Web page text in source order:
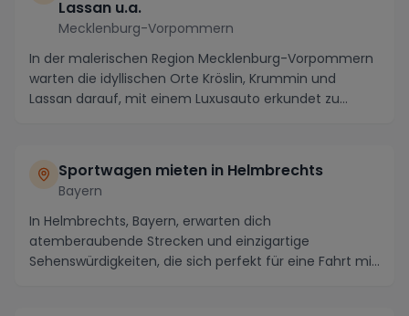
Lassan u.a.
Mecklenburg-Vorpommern
In der malerischen Region Mecklenburg-Vorpommern
warten die idyllischen Orte Kröslin, Krummin und
Lassan darauf, mit einem Luxusauto erkundet zu
Sportwagen mieten in Helmbrechts
Bayern
In Helmbrechts, Bayern, erwarten dich
atemberaubende Strecken und einzigartige
Sehenswürdigkeiten, die sich perfekt für eine Fahrt mit